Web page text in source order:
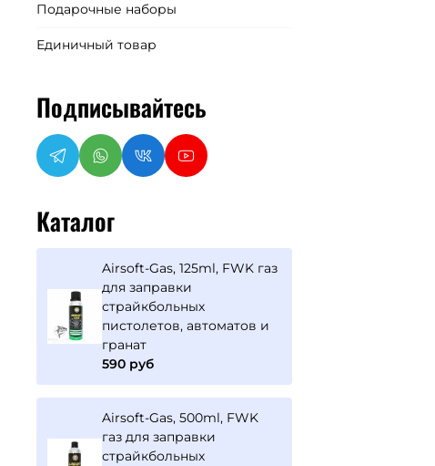
Подарочные наборы
Единичный товар
Подписывайтесь
Каталог
Airsoft-Gas, 125ml, FWK газ
для заправки
страйкбольных
пистолетов, автоматов и
гранат
590 руб
Airsoft-Gas, 500ml, FWK
газ для заправки
страйкбольных